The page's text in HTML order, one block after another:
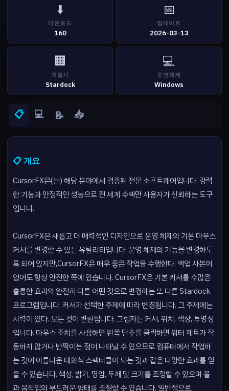
⬇️
다운로드
160
📅
업데이트
2026-03-13
🏢
개발사
Stardock
💻
운영체제
Windows
📋 💻 📝 📥
📋 개요
CursorFX은(는) 해당 분야에서 검증된 전문 소프트웨어입니다. 강력
한 기능과 안정적인 성능으로 전 세계 수백만 사용자가 신뢰하는 도구
입니다.
CursorFX은 새롭고 더 매력적인 디자인으로 운영 체제의 기본 마우스
커서를 변경할 수 있는 유틸리티입니다. 운영 체제의 기능을 변경하도
록 되어 있지만,CursorFX은 매우 좋은 작업을 수행한다. 백업 사본이
없어도 항상 안전한 쪽에 있습니다. CursorFX은 기본 커서를 수많은
훌륭한 효과와 완전히 다른 어떤 것으로 변경하는 또 다른 Stardock
프로그램입니다. 커서가 선택한 주제에 따라 변경됩니다. 그 주제에는
시력이 있다. 모든 것이 변환됩니다. 그림자는 커서, 위치, 색상, 투명성
입니다. 마우스 조치를 사용하면 왼쪽 단추를 클릭하면 워터 제트가 작
동하지 않거나 반짝이는 점이 나타날 수 있으므로 컴퓨터에서 작업하
는 것이 아름다운 대화식 스펙터클이 되는 것과 같은 다양한 효과를 얻
을 수 있습니다. 색상, 밝기, 명암, 두께 및 크기를 조정할 수 있으며 볼
과 움직임의 부드러운 형태를 조절할 수 있습니다. 일반적으로,